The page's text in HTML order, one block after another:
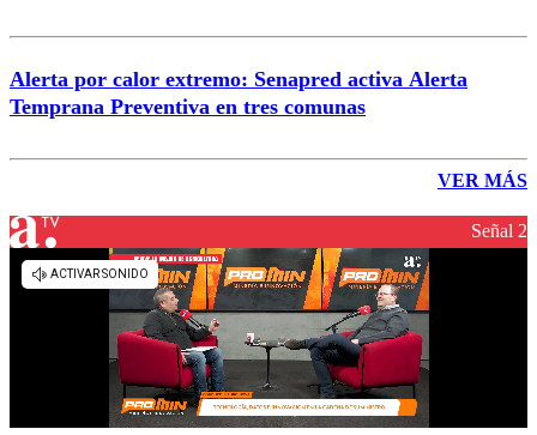
Alerta por calor extremo: Senapred activa Alerta
Temprana Preventiva en tres comunas
VER MÁS
Señal 2